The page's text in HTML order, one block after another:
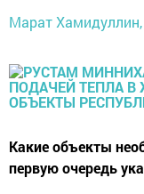
Марат Хамидуллин,
Какие объекты
первую очередь